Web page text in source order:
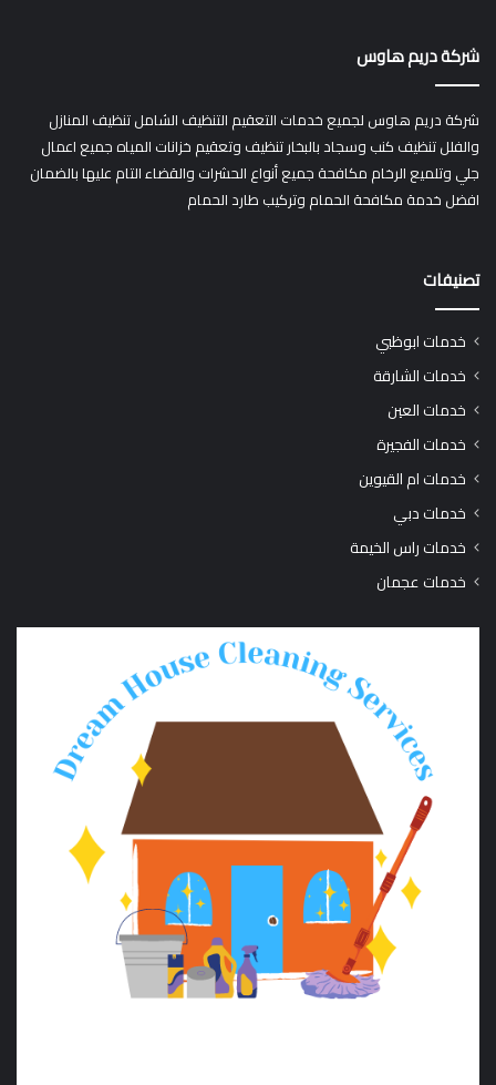
شركة دريم هاوس
شركة دريم هاوس لجميع خدمات التعقيم التنظيف الشامل تنظيف المنازل
والفلل تنظيف كنب وسجاد بالبخار تنظيف وتعقيم خزانات المياه جميع اعمال
جلي وتلميع الرخام مكافحة جميع أنواع الحشرات والقضاء التام عليها بالضمان
افضل خدمة مكافحة الحمام وتركيب طارد الحمام
تصنيفات
خدمات ابوظبي
خدمات الشارقة
خدمات العين
خدمات الفجيرة
خدمات ام القيوين
خدمات دبي
خدمات راس الخيمة
خدمات عجمان